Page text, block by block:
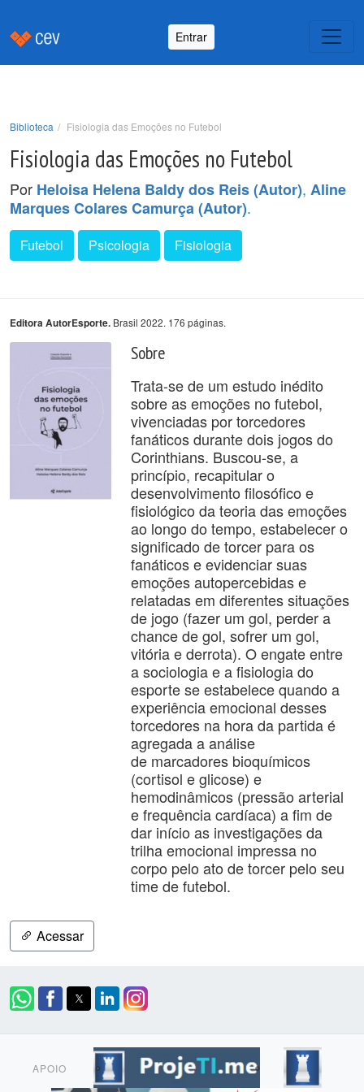
Entrar
Biblioteca Fisiologia das Emoções no Futebol
Fisiologia das Emoções no Futebol
Por Heloisa Helena Baldy dos Reis (Autor), Aline
Marques Colares Camurça (Autor).
Futebol Psicologia Fisiologia
Editora AutorEsporte. Brasil 2022. 176 páginas.
Sobre
Trata-se de um estudo inédito
sobre as emoções no futebol,
vivenciadas por torcedores
fanáticos durante dois jogos do
Corinthians. Buscou-se, a
princípio, recapitular o
desenvolvimento filosófico e
fisiológico da teoria das emoções
ao longo do tempo, estabelecer o
significado de torcer para os
fanáticos e evidenciar suas
emoções autopercebidas e
relatadas em diferentes situações
de jogo (fazer um gol, perder a
chance de gol, sofrer um gol,
vitória e derrota). O engate entre
a sociologia e a fisiologia do
esporte se estabelece quando a
experiência emocional desses
torcedores na hora da partida é
agregada a análise
de marcadores bioquímicos
(cortisol e glicose) e
hemodinâmicos (pressão arterial
e frequência cardíaca) a fim de
dar início as investigações da
trilha emocional impressa no
corpo pelo ato de torcer pelo seu
time de futebol.
Acessar
APOIO